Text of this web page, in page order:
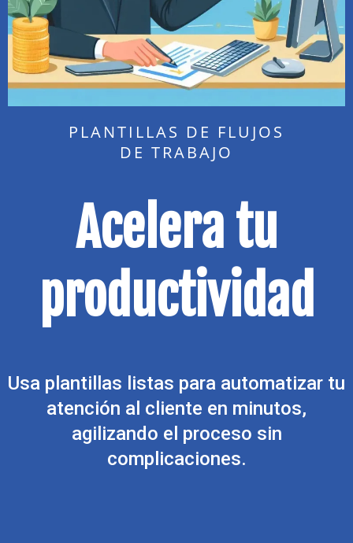
PLANTILLAS DE FLUJOS
DE TRABAJO
Acelera tu
productividad
Usa plantillas listas para automatizar tu
atención al cliente en minutos,
agilizando el proceso sin
complicaciones.